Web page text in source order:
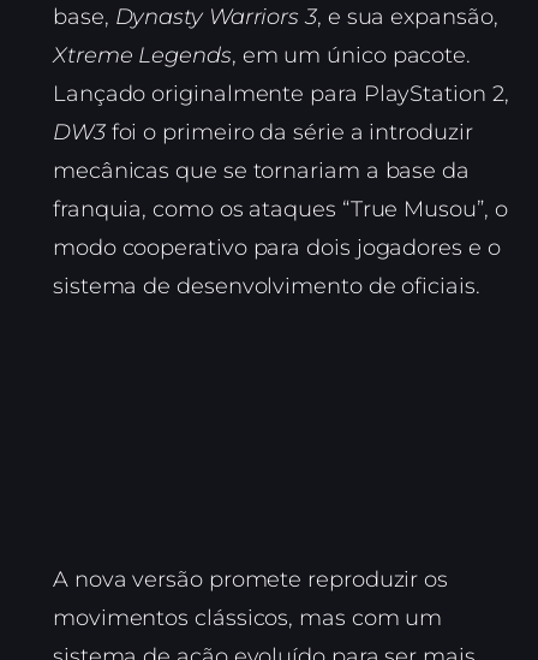
base, Dynasty Warriors 3, e sua expansão,
Xtreme Legends, em um único pacote.
Lançado originalmente para PlayStation 2,
DW3foi o primeiro da série a introduzir
mecânicas que se tornariam a base da
franquia, como os ataques “True Musou”, o
modo cooperativo para dois jogadores e o
sistema de desenvolvimento de oficiais.
A nova versão promete reproduzir os
movimentos clássicos, mas com um